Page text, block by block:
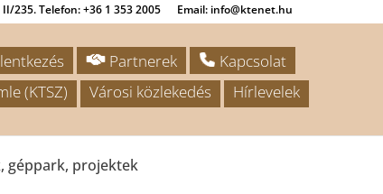
235. Telefon: +36 1 353 2005 Email: info@ktenet.hu
Partnerek
Kapcsolat
(KTSZ) Városi közlekedés Hírlevelek
géppark, projektek